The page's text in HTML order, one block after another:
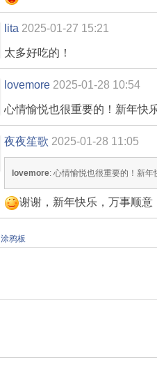
lita 2025-01-27 15:21
太多好吃的！
lovemore 2025-01-28 10:54
心情愉悦也很重要的！新年快
夜夜笙歌 2025-01-28 11:05
lovemore: 心情愉悦也很重要的！新年
谢谢，新年快乐，万事顺意
涂鸦板